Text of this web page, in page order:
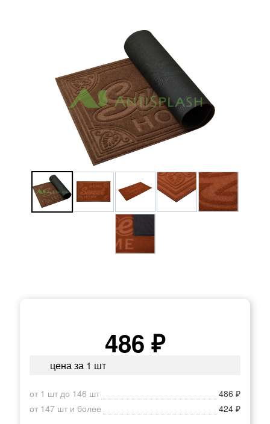
486 ₽
цена за 1 шт
от 1 шт до 146 шт
486 ₽
от 147 шт и более
424 ₽